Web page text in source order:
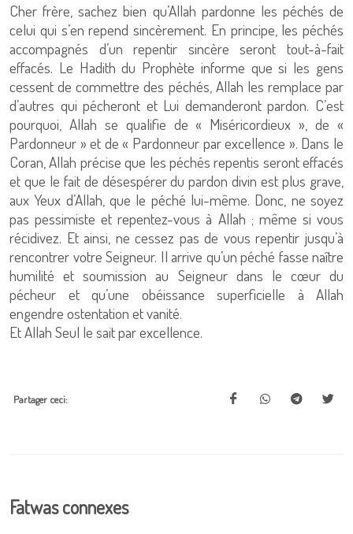
Cher frère, sachez bien qu’Allah pardonne les péchés de
celui qui s’en repend sincèrement. En principe, les péchés
accompagnés d’un repentir sincère seront tout-à-fait
effacés. Le Hadith du Prophète informe que si les gens
cessent de commettre des péchés, Allah les remplace par
d’autres qui pécheront et Lui demanderont pardon. C’est
pourquoi, Allah se qualifie de « Miséricordieux », de «
Pardonneur » et de « Pardonneur par excellence ». Dans le
Coran, Allah précise que les péchés repentis seront effacés
et que le fait de désespérer du pardon divin est plus grave,
aux Yeux d’Allah, que le péché lui-même. Donc, ne soyez
pas pessimiste et repentez-vous à Allah ; même si vous
récidivez. Et ainsi, ne cessez pas de vous repentir jusqu’à
rencontrer votre Seigneur. Il arrive qu’un péché fasse naître
humilité et soumission au Seigneur dans le cœur du
pécheur et qu’une obéissance superficielle à Allah
engendre ostentation et vanité.
Et Allah Seul le sait par excellence.
Partager ceci:
Fatwas connexes